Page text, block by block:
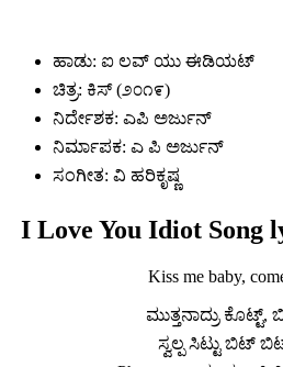
ಹಾಡು: ಐ ಲವ್ ಯು ಈಡಿಯಟ್
ಚಿತ್ರ: ಕಿಸ್ (೨೦೧೯)
ನಿರ್ದೇಶಕ: ಎಪಿ ಅರ್ಜುನ್
ನಿರ್ಮಾಪಕ: ಎ ಪಿ ಅರ್ಜುನ್
ಸಂಗೀತ: ವಿ ಹರಿಕೃಷ್ಣ
I Love You Idiot Song
Kiss me baby,
ಮುತ್ತನಾದ್ರು
ಸ್ವಲ್ಪ ಸಿಟ್ಟು ಬಿಟ್